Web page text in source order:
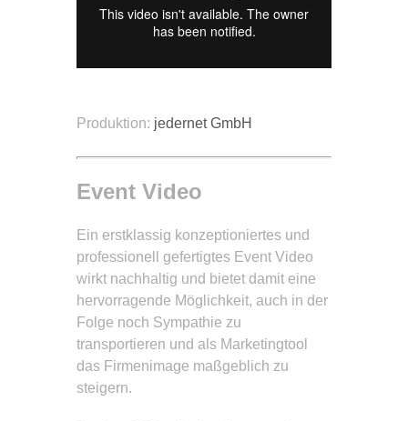
Produktion: jedernet GmbH
Event Video
Ein erstklassig konzeptioniertes und
professionell gefertigtes Event Video
wirkt nachhaltig und bietet damit eine
hervorragende Möglichkeit, auch in der
Folge noch Sympathie zu
transportieren und als Marketingtool
das Firmenimage maßgeblich zu
steigern.